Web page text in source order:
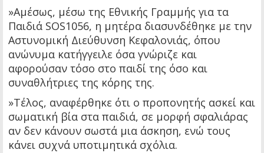
»Αμέσως, μέσω της Εθνικής Γραμμής για τα
Παιδιά SOS1056, η μητέρα διασυνδέθηκε με την
Αστυνομική Διεύθυνση Κεφαλονιάς, όπου
ανώνυμα κατήγγειλε όσα γνώριζε και
αφορούσαν τόσο στο παιδί της όσο και
συναθλήτριες της κόρης της.
»Τέλος, αναφέρθηκε ότι ο προπονητής ασκεί και
σωματική βία στα παιδιά, σε μορφή σφαλιάρας
αν δεν κάνουν σωστά μια άσκηση, ενώ τους
κάνει συχνά υποτιμητικά σχόλια.